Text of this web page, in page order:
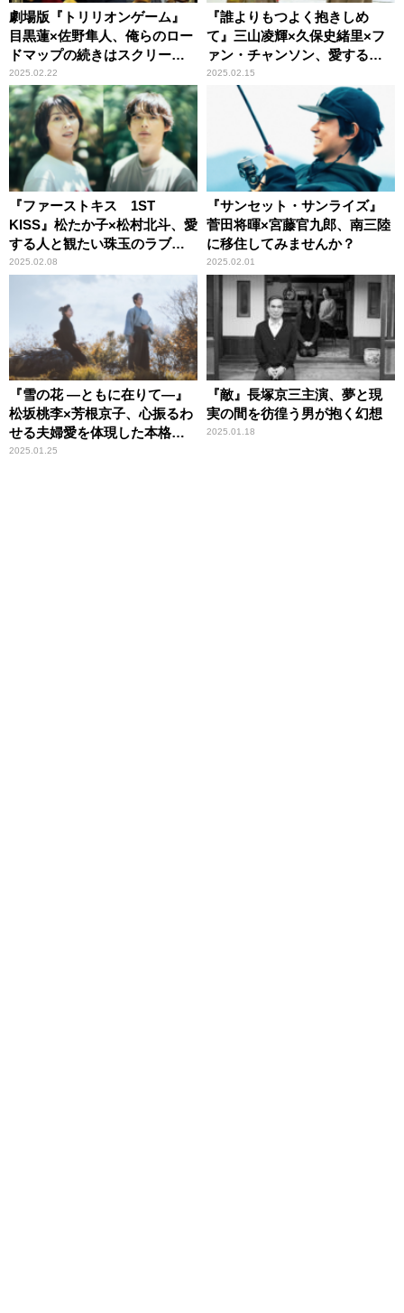
劇場版『トリリオンゲーム』
目黒蓮×佐野隼人、俺らのロー
ドマップの続きはスクリーン
で見届けろ！
2025.02.22
『誰よりもつよく抱きしめ
て』三山凌輝×久保史緒里×フ
ァン・チャンソン、愛するが
ゆえの葛藤を映し出したラブ
ストーリー
2025.02.15
『ファーストキス 1ST
KISS』松たか子×松村北斗、愛
する人と観たい珠玉のラブス
トーリー
2025.02.08
『サンセット・サンライズ』
菅田将暉×宮藤官九郎、南三陸
に移住してみませんか？
2025.02.01
『雪の花 ―ともに在りて―』
松坂桃李×芳根京子、心振るわ
せる夫婦愛を体現した本格時
代劇
2025.01.25
『敵』長塚京三主演、夢と現
実の間を彷徨う男が抱く幻想
2025.01.18